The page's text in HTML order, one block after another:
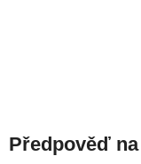
Předpověď